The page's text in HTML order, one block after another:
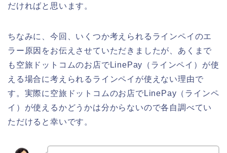
だければと思います。
ちなみに、今回、いくつか考えられるラインペイのエ
ラー原因をお伝えさせていただきましたが、あくまで
も空旅ドットコムのお店でLinePay（ラインペイ）が使
える場合に考えられるラインペイが使えない理由で
す。実際に空旅ドットコムのお店でLinePay（ラインペ
イ）が使えるかどうかは分からないので各自調べてい
ただけると幸いです。